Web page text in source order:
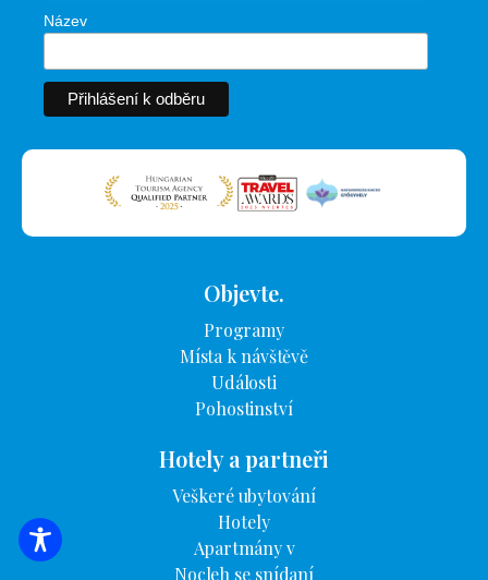
VYHLEDÁVÁNÍ UBYTOVÁNÍ
Název
Objevte.
Programy
Místa k návštěvě
Události
Pohostinství
Hotely a partneři
Veškeré ubytování
Hotely
Apartmány v
Nocleh se snídaní